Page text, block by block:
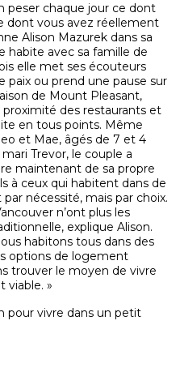
peser chaque jour ce dont
dont vous avez réellement
Alison Mazurek dans sa
habite avec sa famille de
elle met ses écouteurs
ou prend une pause sur
de Mount Pleasant,
proximité des restaurants et
en tous points. Même
et Mae, âgés de 7 et 4
Trevor, le couple a
maintenant de sa propre
à ceux qui habitent dans de
nécessité, mais par choix.
n’ont plus les
explique Alison.
habitons tous dans des
options de logement
trouver le moyen de vivre
viable. »
pour vivre dans un petit